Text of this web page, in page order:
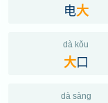
电大
dà kǒu
大口
dà sàng